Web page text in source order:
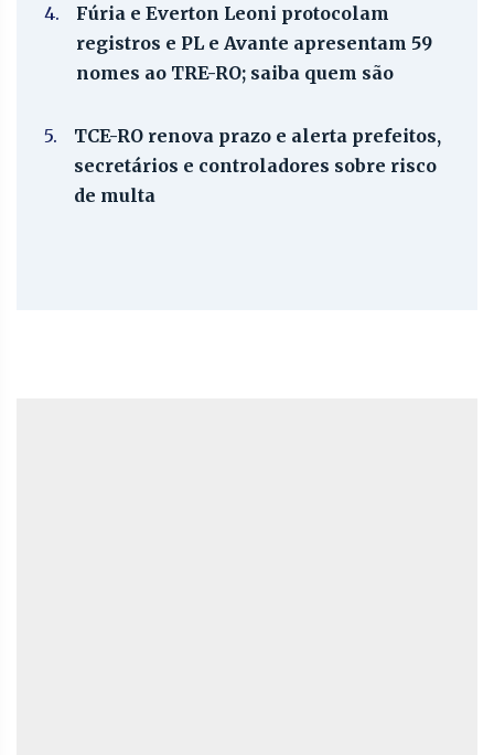
4.
Fúria e Everton Leoni protocolam
registros e PL e Avante apresentam 59
nomes ao TRE-RO; saiba quem são
5.
TCE-RO renova prazo e alerta prefeitos,
secretários e controladores sobre risco
de multa